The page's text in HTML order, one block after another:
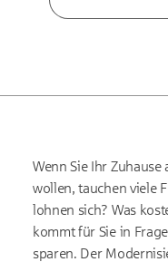
Wenn Sie Ihr
wollen, tauchen viele
lohnen sich? Was
kommt für Sie in
sparen. Der